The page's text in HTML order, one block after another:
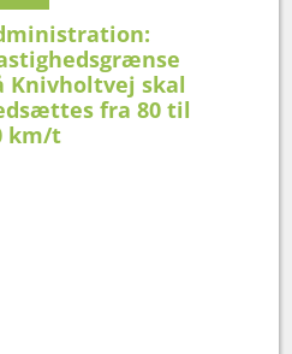
Knivholtvej skal
fra 80 til
km/t